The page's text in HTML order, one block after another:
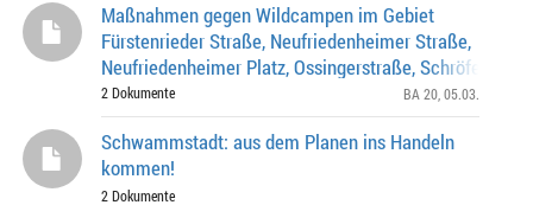
Maßnahmen gegen Wildcampen im Gebiet
Fürstenrieder Straße, Neufriedenheimer Straße,
Neufriedenheimer Platz, Ossingerstraße,
Maenherstraße, Hertlstraße, Pirmaterstraße, Kurpark
2 Dokumente BA 20 , 05.03.
Schwammstadt: aus dem Planen ins Handeln
kommen!
2 Dokumente